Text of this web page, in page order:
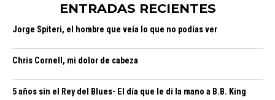
ENTRADAS RECIENTES
Jorge Spiteri, el hombre que veía lo que no podías ver
Chris Cornell, mi dolor de cabeza
5 años sin el Rey del Blues- El día que le di la mano a B.B. King